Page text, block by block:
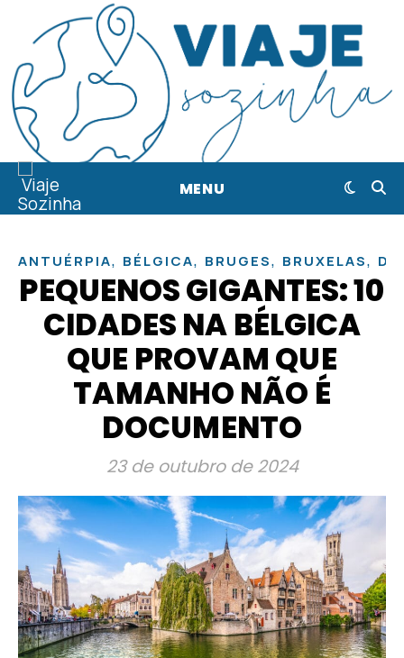
MENU
ANTUÉRPIA, BÉLGICA, BRUGES, BRUXELAS,
PEQUENOS GIGANTES: 10
CIDADES NA BÉLGICA
QUE PROVAM QUE
TAMANHO NÃO É
DOCUMENTO
23 de outubro de 2024